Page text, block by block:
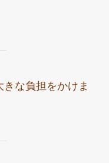
な負担をかけま